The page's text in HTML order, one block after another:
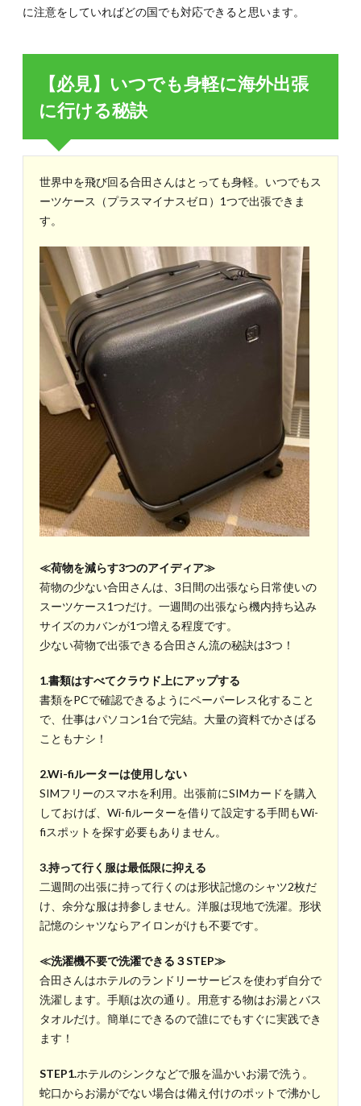
に注意をしていればどの国でも対応できると思います。
【必見】いつでも身軽に海外出張
に行ける秘訣
世界中を飛び回る合田さんはとっても身軽。いつでもス
ーツケース（プラスマイナスゼロ）1つで出張できま
す。
≪荷物を減らす3つのアイディア≫
荷物の少ない合田さんは、3日間の出張なら日常使いの
スーツケース1つだけ。一週間の出張なら機内持ち込み
サイズのカバンが1つ増える程度です。
少ない荷物で出張できる合田さん流の秘訣は3つ！
1.書類はすべてクラウド上にアップする
書類をPCで確認できるようにペーパーレス化すること
で、仕事はパソコン1台で完結。大量の資料でかさばる
こともナシ！
2.Wi-fiルーターは使用しない
SIMフリーのスマホを利用。出張前にSIMカードを購入
しておけば、Wi-fiルーターを借りて設定する手間もWi-
fiスポットを探す必要もありません。
3.持って行く服は最低限に抑える
二週間の出張に持って行くのは形状記憶のシャツ2枚だ
け、余分な服は持参しません。洋服は現地で洗濯。形状
記憶のシャツならアイロンがけも不要です。
≪洗濯機不要で洗濯できる３STEP≫
合田さんはホテルのランドリーサービスを使わず自分で
洗濯します。手順は次の通り。用意する物はお湯とバス
タオルだけ。簡単にできるので誰にでもすぐに実践でき
ます！
STEP1.ホテルのシンクなどで服を温かいお湯で洗う。
蛇口からお湯がでない場合は備え付けのポットで沸かし